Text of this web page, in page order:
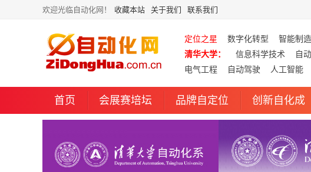
欢迎光临自动化网！ 收藏本站 关于我们 联系我们
定位之星 数字化转型 智能制造
清华大学：
信息科学技术 自
电气工程
自动驾驶 人工智能
首页 会展赛培坛 品牌自定位 创新自化成